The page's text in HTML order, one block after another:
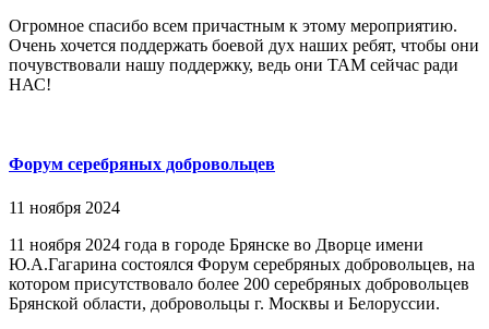
Огромное спасибо всем причастным к этому мероприятию.
Очень хочется поддержать боевой дух наших ребят, чтобы они
почувствовали нашу поддержку, ведь они ТАМ сейчас ради
НАС!
Форум серебряных добровольцев
11 ноября 2024
11 ноября 2024 года в городе Брянске во Дворце имени
Ю.А.Гагарина состоялся Форум серебряных добровольцев, на
котором присутствовало более 200 серебряных добровольцев
Брянской области, добровольцы г. Москвы и Белоруссии.